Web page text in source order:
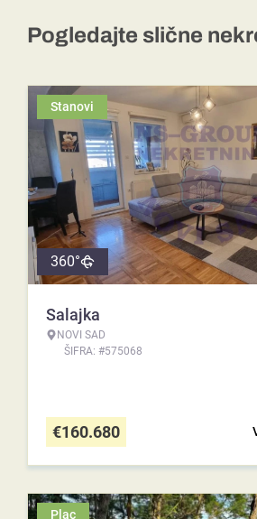
Pogledajte slične
Stanovi
360°
Salajka
NOVI SAD
ŠIFRA: #575068
€160.680
Plac